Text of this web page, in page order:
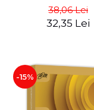
38,06 Lei
32,35 Lei
-15%